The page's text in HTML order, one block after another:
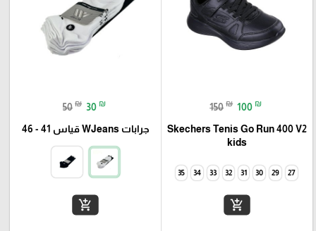
150 ₪ 100 ₪
Skechers Tenis Go Run 400 V2
kids
27
29
30
31
32
33
34
35
add_shopping_cart
50 ₪ 30 ₪
جرابات WJeans قياس 41 - 46
add_shopping_cart